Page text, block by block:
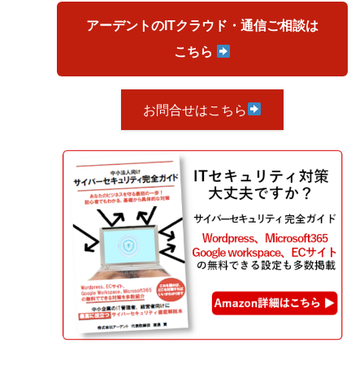
アーデントのITクラウド・通信ご相談は
こちら
お問合せはこちら